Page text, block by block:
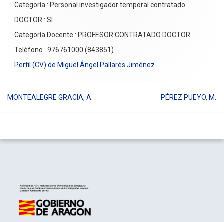
Categoría : Personal investigador temporal contratado
DOCTOR : SI
Categoría Docente : PROFESOR CONTRATADO DOCTOR
Teléfono : 976761000 (843851)
Perfil (CV) de Miguel Ángel Pallarés Jiménez
entradas
MONTEALEGRE GRACIA, A. PÉREZ PUEYO, M.